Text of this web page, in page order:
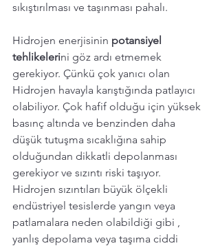
sıkıştırılması ve taşınması pahalı.
Hidrojen enerjisinin potansiyel
tehlikelerini göz ardı etmemek
gerekiyor. Çünkü çok yanıcı olan
Hidrojen havayla karıştığında patlayıcı
olabiliyor. Çok hafif olduğu için yüksek
basınç altında ve benzinden daha
düşük tutuşma sıcaklığına sahip
olduğundan dikkatli depolanması
gerekiyor ve sızıntı riski taşıyor.
Hidrojen sızıntıları büyük ölçekli
endüstriyel tesislerde yangın veya
patlamalara neden olabildiği gibi ,
yanlış depolama veya taşıma ciddi